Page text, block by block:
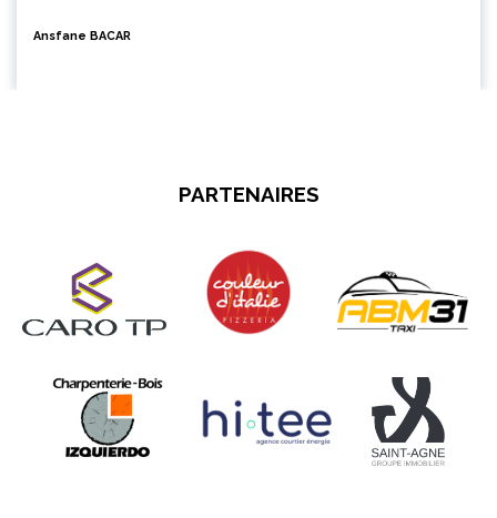
Ansfane BACAR
PARTENAIRES